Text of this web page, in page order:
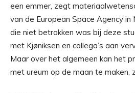
een emmer, zegt
van de European Space Agency in
die niet betrokken was bij deze
met Kjøniksen en collega’s aan
Maar over het algemeen kan het
met ureum op de maan te maken,